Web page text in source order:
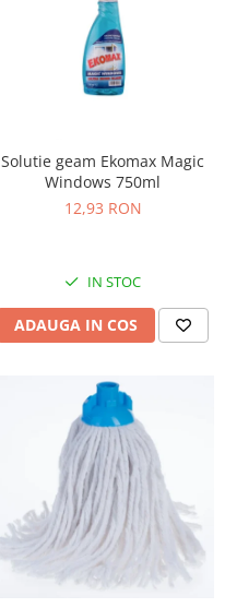
Solutie geam Ekomax Magic
Windows 750ml
12,93 RON
IN STOC
ADAUGA IN COS